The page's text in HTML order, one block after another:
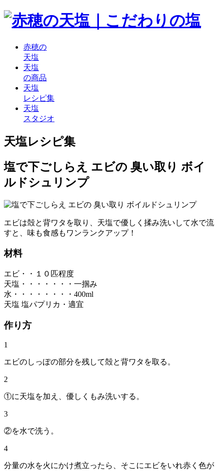
赤穂の
天塩
天塩
の商品
天塩
レシピ集
天塩
スタジオ
天塩レシピ集
塩で下ごしらえ エビの 臭い取り ボイ
ルドシュリンプ
エビは殻と背ワタを取り、天塩で優しく揉み洗いして水で流
すと、味も食感もワンランクアップ！
材料
エビ・・１０匹程度
天塩・・・・・・・一掴み
水・・・・・・・・400ml
天塩 塩パプリカ・適宜
作り方
1
エビのしっぽの部分を残して殻と背ワタを取る。
2
①に天塩を加え、優しくもみ洗いする。
3
②を水で洗う。
4
分量の水を火にかけ煮立ったら、そこにエビをいれ赤く色が